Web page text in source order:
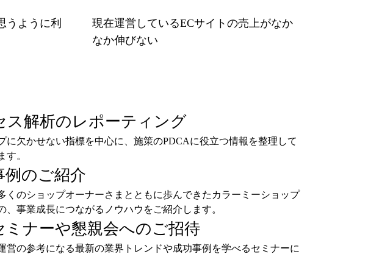
うように利
現在運営しているECサイトの売上がなか
なか伸びない
ス解析のレポーティング
に欠かせない指標を中心に、施策のPDCAに役立つ情報を整理して
す。
例のご紹介
くのショップオーナーさまとともに歩んできたカラーミーショップ
、事業成長につながるノウハウをご紹介します。
ミナーや懇親会へのご招待
営の参考になる最新の業界トレンドや成功事例を学べるセミナーに